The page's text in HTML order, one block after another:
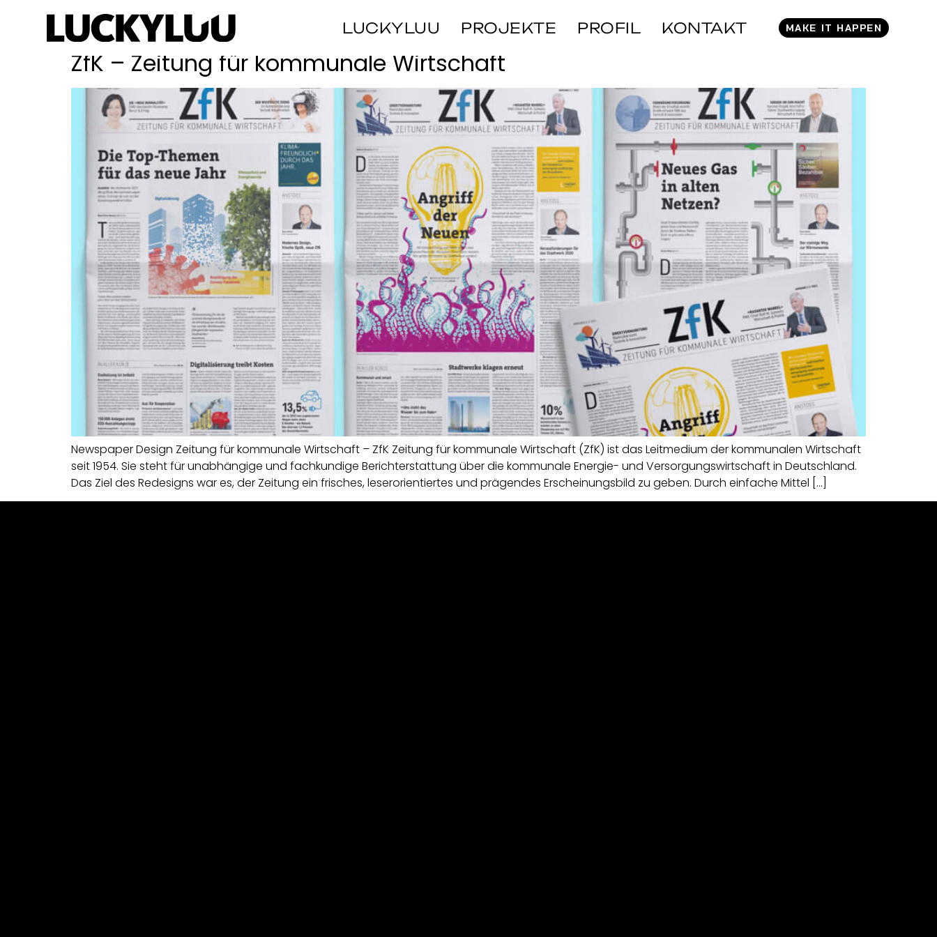
LUCKYLUU PROJEKTE PROFIL KONTAKT MAKE IT HAPPEN
Schlagwort: inhaltsstark
ZfK – Zeitung für kommunale Wirtschaft
Newspaper Design Zeitung für kommunale Wirtschaft – ZfK Zeitung für kommunale Wirtschaft (ZfK) ist das Leitmedium der kommunalen Wirtschaft
seit 1954. Sie steht für unabhängige und fachkundige Berichterstattung über die kommunale Energie- und Versorgungswirtschaft in Deutschland.
Das Ziel des Redesigns war es, der Zeitung ein frisches, leserorientiertes und prägendes Erscheinungsbild zu geben. Durch einfache Mittel […]